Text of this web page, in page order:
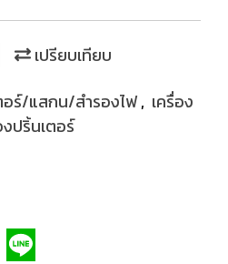
เปรียบเทียบ
อร์/แสกน/สำรองไฟ, เครื่อง
งปริ้นเตอร์